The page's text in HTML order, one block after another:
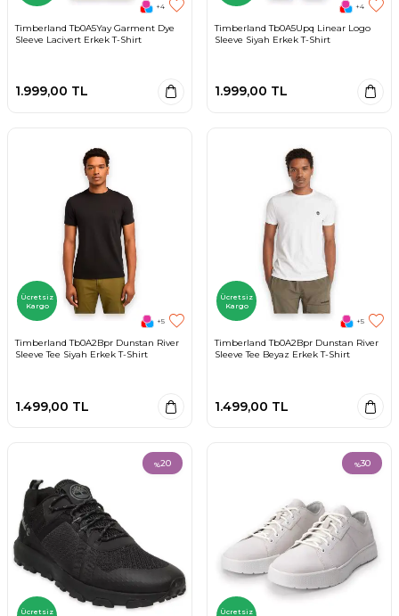
+4
Timberland Tb0A5Yay Garment Dye
Sleeve Lacivert Erkek T-Shirt
1.999,00 TL
+4
Timberland Tb0A5Upq Linear Logo
Sleeve Siyah Erkek T-Shirt
1.999,00 TL
Ücretsiz
Kargo
+5
Timberland Tb0A2Bpr Dunstan River
Sleeve Tee Siyah Erkek T-Shirt
1.499,00 TL
Ücretsiz
Kargo
+5
Timberland Tb0A2Bpr Dunstan River
Sleeve Tee Beyaz Erkek T-Shirt
1.499,00 TL
%20
Ücretsiz
%30
Ücretsiz